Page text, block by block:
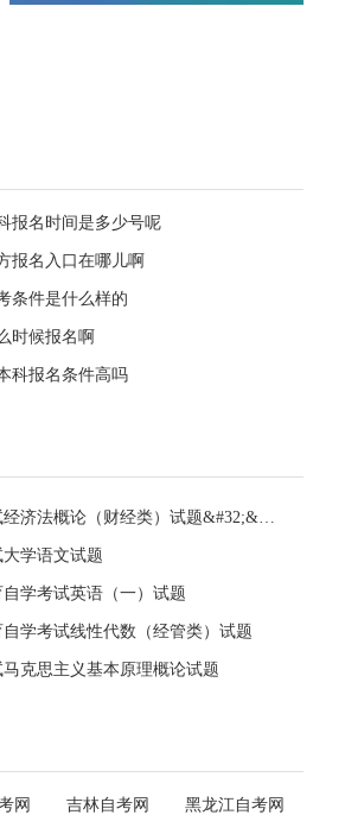
报名时间是多少号呢
报名入口在哪儿啊
条件是什么样的
时候报名啊
科报名条件高吗
全国2024年4月自学考试经济法概论（财经类）试题&#32;&#32;
学语文试题
学考试英语（一）试题
学考试线性代数（经管类）试题
克思主义基本原理概论试题
网 吉林自考网 黑龙江自考网